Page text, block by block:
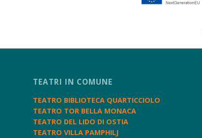
TEATRI IN COMUNE
TEATRO BIBLIOTECA QUARTICCIOLO
TEATRO TOR BELLA MONACA
TEATRO DEL LIDO DI OSTIA
TEATRO VILLA PAMPHILJ